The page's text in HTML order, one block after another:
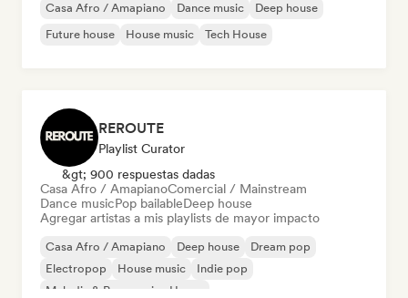
Casa Afro / Amapiano Dance music
Deep house
Future house
House music Tech House
REROUTE
Playlist Curator
&gt; 900 respuestas dadas
Casa Afro / AmapianoComercial / Mainstream
Dance musicPop bailableDeep house
Agregar artistas a mis playlists de mayor impacto
Casa Afro / Amapiano Deep house
Dream pop
Electropop
House music
Indie pop
Melodic & Progressive House